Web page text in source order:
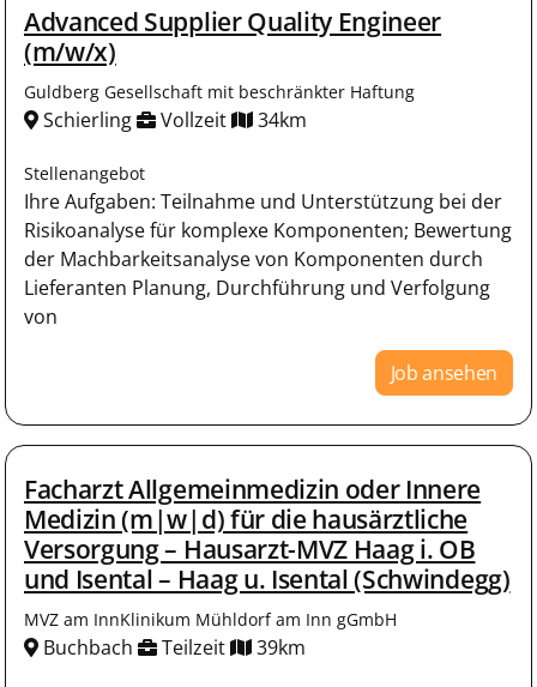
Advanced Supplier Quality Engineer
(m/w/x)
Guldberg Gesellschaft mit beschränkter Haftung
Schierling Vollzeit 34km
Stellenangebot
Ihre Aufgaben: Teilnahme und Unterstützung bei der
Risikoanalyse für komplexe Komponenten; Bewertung
der Machbarkeitsanalyse von Komponenten durch
Lieferanten Planung, Durchführung und Verfolgung
von
Job ansehen
Facharzt Allgemeinmedizin oder Innere
Medizin (m|w|d) für die hausärztliche
Versorgung – Hausarzt-MVZ Haag i. OB
und Isental – Haag u. Isental (Schwindegg)
MVZ am InnKlinikum Mühldorf am Inn gGmbH
Buchbach Teilzeit 39km